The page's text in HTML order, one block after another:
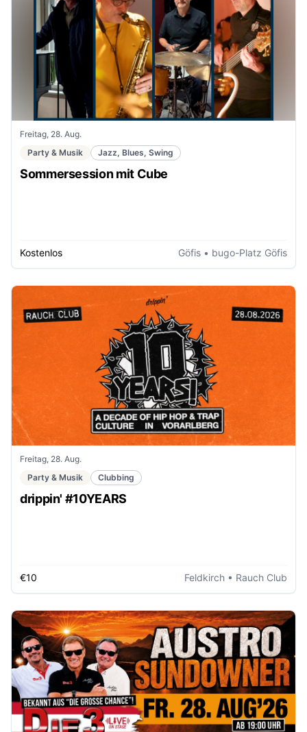
Freitag, 28. Aug.
Party & Musik
Jazz, Blues, Swing
Sommersession mit Cube
Kostenlos Göfis • bugo-Platz Göfis
Freitag, 28. Aug.
Party & Musik
Clubbing
drippin' #10YEARS
€10 Feldkirch • Rauch Club